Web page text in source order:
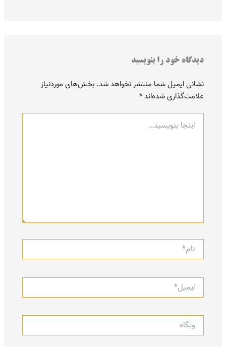
دیدگاه‌ خود را بنویسید
نشانی ایمیل شما منتشر نخواهد شد. بخش‌های موردنیاز
علامت‌گذاری شده‌اند*
اینجا
بنویسید…
نام*
ایمیل*
وبگاه